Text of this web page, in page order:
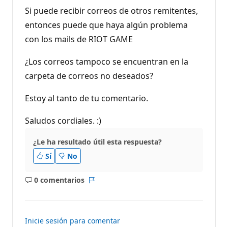
Si puede recibir correos de otros remitentes,
entonces puede que haya algún problema
con los mails de RIOT GAME
¿Los correos tampoco se encuentran en la
carpeta de correos no deseados?
Estoy al tanto de tu comentario.
Saludos cordiales. :)
¿Le ha resultado útil esta respuesta?
Sí
No
0 comentarios
No
Inicie sesión para comentar